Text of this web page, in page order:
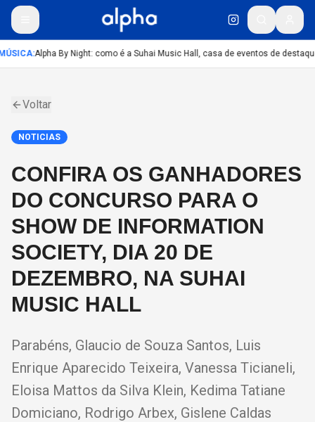
:Alpha By Night: como é a Suhai Music Hall, casa de eventos de
Voltar
NOTICIAS
CONFIRA OS GANHADORES
DO CONCURSO PARA O
SHOW DE INFORMATION
SOCIETY, DIA 20 DE
DEZEMBRO, NA SUHAI
MUSIC HALL
Parabéns, Glaucio de Souza Santos, Luis
Enrique Aparecido Teixeira, Vanessa Ticianeli,
Eloisa Mattos da Silva Klein, Kedima Tatiane
Domiciano, Rodrigo Arbex, Gislene Caldas